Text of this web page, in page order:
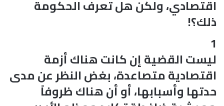
اقتصادي، ولكن هل تعرف الحكومة
ذلك؟!
1
ليست القضية إن كانت هناك أزمة
اقتصادية متصاعدة، بغض النظر عن مدى
حدتها وأسبابها، أو أن هناك ظروفاً